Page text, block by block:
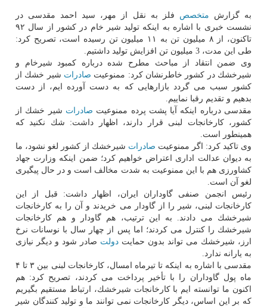
به گزارش متخصص فلز به نقل از مهر، سید احمد مقدسی در
نشست خبری با اشاره به اینكه تولید شیر خام در كشور از سال ۹۲
تاكنون، از ۸ میلیون تن به ۱۱ میلیون تن رسیده است، تصریح كرد:
طی این مدت، 3 میلیون تن افزایش تولید داشتیم.
وی ضمن انتقاد از مباحث مطرح شده درباره كمبود شیرخام و
شیرخشك در كشور خاطرنشان كرد: ممنوعیت صادرات شیر خشك از
كشور سبب می گردد بازارهایی كه به دست آورده ایم، از دست
بدهیم و تقدیم رقبا نماییم.
مقدسی درباره اینكه آیا پشت پرده ممنوعیت صادرات شیر خشك از
كشور، كارخانجات لبنی قرار دارند، اظهار داشت: شك نكنید كه
همینطور است.
وی تاكید كرد: اگر ممنوعیت صادرات شیرخشك از كشور لغو نشود، ما
به دیوان عدالت اداری اعتراض خواهیم كرد؛ ضمن اینكه وزارت جهاد
كشاورزی هم با این ممنوعیت به شدت مخالف است و در حال پیگیری
لغو آن است.
رئیس انجمن صنفی گاوداران ایران، اظهار داشت: قبل از این
كارخانجات لبنی، شیر را از گاودار می خریدند و آن را به كارخانجات
شیرخشك می دادند. به این ترتیب، هم گاودار و هم كارخانجات
شیرخشك را كنترل می كردند؛ اما پس از چهار سال با نوسانات نرخ
ارز، شیرخشك می تواند بدون حمایت دولت صادر شود و دیگر نیازی
به یارانه ندارد.
مقدسی با اشاره به اینكه تا تیرماه امسال، كارخانجات لبنی بین ۳ تا ۴
ماه پول گاوداران را با تأخیر پرداخت می كردند، تصریح كرد: هم
اكنون ما توانسته ایم با كارخانجات شیرخشك، ارتباط مستقیم بگیریم
كه بر این اساس، دیگر كارخانجات نمی توانند ما و تولید كنندگان شیر